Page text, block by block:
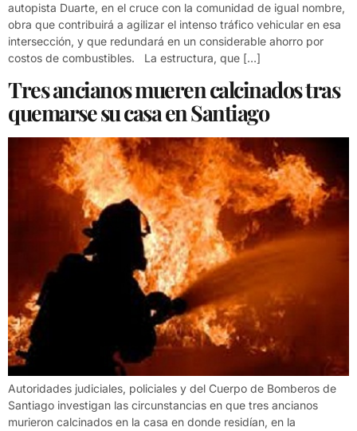
autopista Duarte, en el cruce con la comunidad de igual nombre,
obra que contribuirá a agilizar el intenso tráfico vehicular en esa
intersección, y que redundará en un considerable ahorro por
costos de combustibles. La estructura, que […]
Tres ancianos mueren calcinados tras
quemarse su casa en Santiago
Autoridades judiciales, policiales y del Cuerpo de Bomberos de
Santiago investigan las circunstancias en que tres ancianos
murieron calcinados en la casa en donde residían, en la